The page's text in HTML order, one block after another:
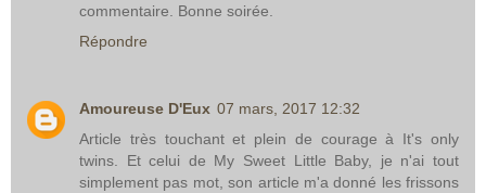
commentaire. Bonne soirée.
Répondre
Amoureuse D'Eux 07 mars, 2017 12:32
Article très touchant et plein de courage à It's only
twins. Et celui de My Sweet Little Baby, je n'ai tout
simplement pas mot, son article m'a donné les frissons